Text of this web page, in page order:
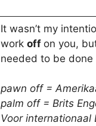
It wasn’t my
work off on you,
needed to be done
pawn off =
palm off = Brits
Voor internationaal